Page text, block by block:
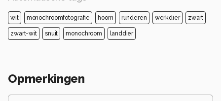
wit monochroomfotografie hoorn runderen werkdier zwart
zwart-wit snuit monochroom landdier
Opmerkingen